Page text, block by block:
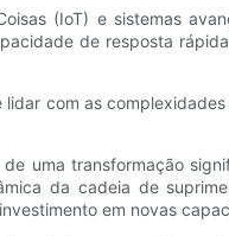
(IoT) e sistemas
de resposta
com as
uma transformação
da cadeia de
em novas